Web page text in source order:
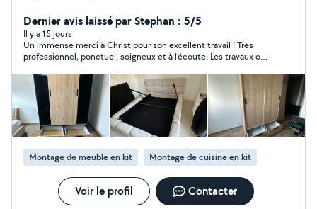
Dernier avis laissé par Stephan : 5/5
Il y a 15 jours
Un immense merci à Christ pour son excellent travail ! Très
professionnel, ponctuel, soigneux et à l’écoute. Les travaux ont
impeccable. Je suis entièrement satisfait et je le recommande
sans hésitation. C’est un vrai plaisir de faire appel à quelqu’un
d’aussi compétent et fiable. Encore merci !
Montage de meuble en kit Montage de cuisine en kit
Voir le profil Contacter